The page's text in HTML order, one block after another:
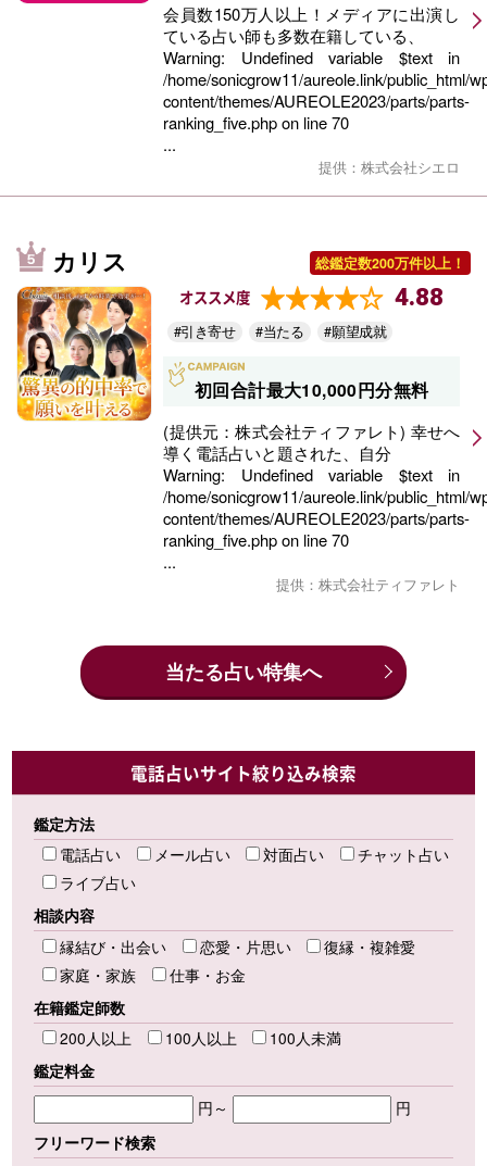
会員数150万人以上！メディアに出演し
ている占い師も多数在籍している、
Warning: Undefined variable $text in
/home/sonicgrow11/aureole.link/public_html/
content/themes/AUREOLE2023/parts/parts-
ranking_five.phpon line70
...
提供：株式会社シエロ
カリス 総鑑定数200万件以上！
オススメ度 4.88
#引き寄せ #当たる #願望成就
初回合計最大10,000円分無料
(提供元：株式会社ティファレト) 幸せへ
導く電話占いと題された、自分
Warning: Undefined variable $text in
/home/sonicgrow11/aureole.link/public_html/
content/themes/AUREOLE2023/parts/parts-
ranking_five.phpon line70
...
提供：株式会社ティファレト
当たる占い特集へ
電話占いサイト絞り込み検索
鑑定方法
電話占い
メール占い 対面占い
チャット占い
ライブ占い
相談内容
縁結び・出会い
恋愛・片思い
復縁・複雑愛
家庭・家族
仕事・お金
在籍鑑定師数
200人以上
100人以上
100人未満
鑑定料金
円～
円
フリーワード検索